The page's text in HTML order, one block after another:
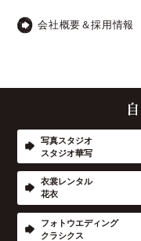
会社概要＆採用情報
写真スタジオ
スタジオ華写
衣裳レンタル
花衣
フォトウエディング
クラシクス